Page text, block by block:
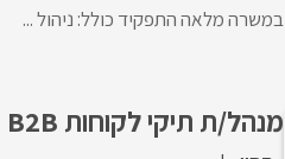
במשרה מלאה התפקיד כולל: ניהול ...
מנהל/ת תיקי לקוחות B2B